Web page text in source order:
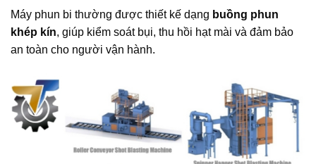
Máy phun bi thường được thiết kế dạng buồng phun
khép kín, giúp kiểm soát bụi, thu hồi hạt mài và đảm bảo
an toàn cho người vận hành.